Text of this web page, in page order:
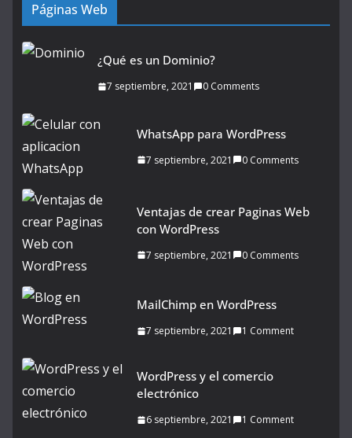
Páginas Web
¿Qué es un Dominio?
7 septiembre, 2021 0 Comments
WhatsApp para WordPress
7 septiembre, 2021 0 Comments
Ventajas de crear Paginas Web
con WordPress
7 septiembre, 2021 0 Comments
MailChimp en WordPress
7 septiembre, 2021 1 Comment
WordPress y el comercio
electrónico
6 septiembre, 2021 1 Comment